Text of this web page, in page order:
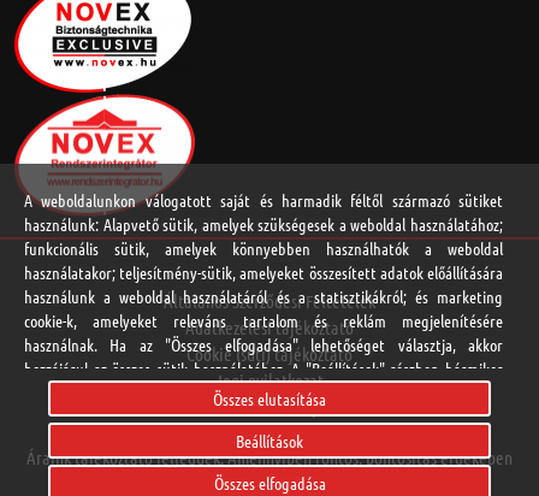
Általános Szerződési Feltételek
Adatkezelési tájékoztató
Cookie (süti) tájékoztató
Jogi nyilatkozat
Online vitarendezési platform
Áraink tájékoztató jellegűek. Amennyiben fontos, pontosítás érdekében
hívja kapcsolattartóját.
A weboldalunkon válogatott saját és harmadik féltől származó sütiket
használunk: Alapvető sütik, amelyek szükségesek a weboldal használatához;
funkcionális sütik, amelyek könnyebben használhatók a weboldal
használatakor; teljesítmény-sütik, amelyeket összesített adatok előállítására
használunk a weboldal használatáról és a statisztikákról; és marketing
cookie-k, amelyeket releváns tartalom és reklám megjelenítésére
használnak. Ha az "Összes elfogadása" lehetőséget választja, akkor
hozzájárul az összes sütik használatához. A "Beállítások" részben bármikor
elfogadhat és elutasíthat egyedi sütitípusokat, és visszavonhatja a jövőre
vonatkozó beleegyezését.
Adatvédelmi Nyilatkozat
Összes elutasítása
Beállítások
Összes elfogadása